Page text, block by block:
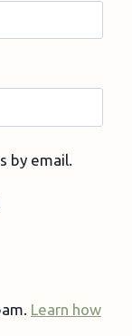
by email.
Learn how